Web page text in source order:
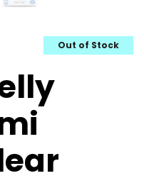
Out of Stock